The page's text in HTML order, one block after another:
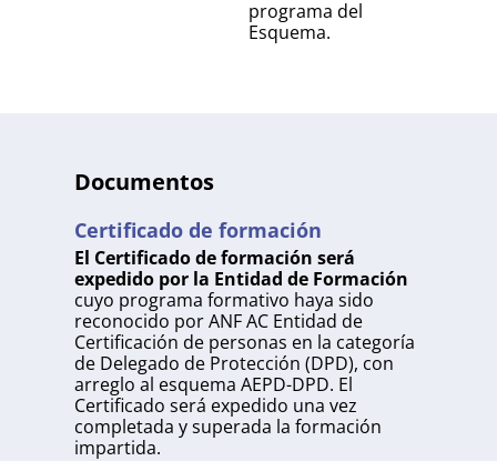
programa del
Esquema.
Documentos
Certificado de formación
El Certificado de formación será
expedido por la Entidad de Formación
cuyo programa formativo haya sido
reconocido por ANF AC Entidad de
Certificación de personas en la categoría
de Delegado de Protección (DPD), con
arreglo al esquema AEPD-DPD. El
Certificado será expedido una vez
completada y superada la formación
impartida.